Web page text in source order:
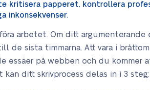
kritisera papperet, kontrollera
inkonsekvenser.
arbetet. Om ditt argumenterande
sista timmarna. Att vara i
essäer på webben och du kommer
kan ditt skrivprocess delas in i 3 steg: